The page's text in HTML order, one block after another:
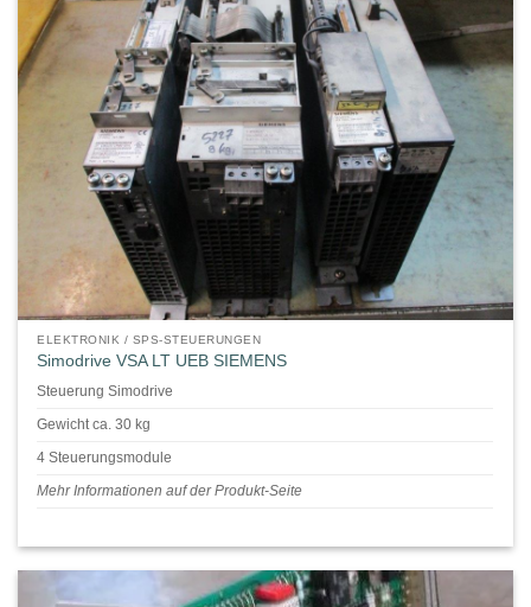
ELEKTRONIK / SPS-STEUERUNGEN
Simodrive VSA LT UEB SIEMENS
Steuerung Simodrive
Gewicht ca. 30 kg
4 Steuerungsmodule
Mehr Informationen auf der Produkt-Seite